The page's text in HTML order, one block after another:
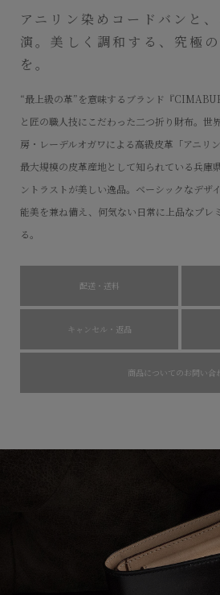
アニリン染めコードバンと
演。美しく調和する、究極
を。
“最上級の革”を意味するブランド『
と匠の職人技にこだわった二つ折り財布。世
房・レーデルオガワによる高級皮革「アニリ
最大規模の皮革産地として知られている兵庫
ントラストが美しい逸品。ベーシックなデザ
能美を兼ね備え、何気ない日常に上品なプレ
る。
配送・送料
キャンセル・返品
商品についてのお問い合